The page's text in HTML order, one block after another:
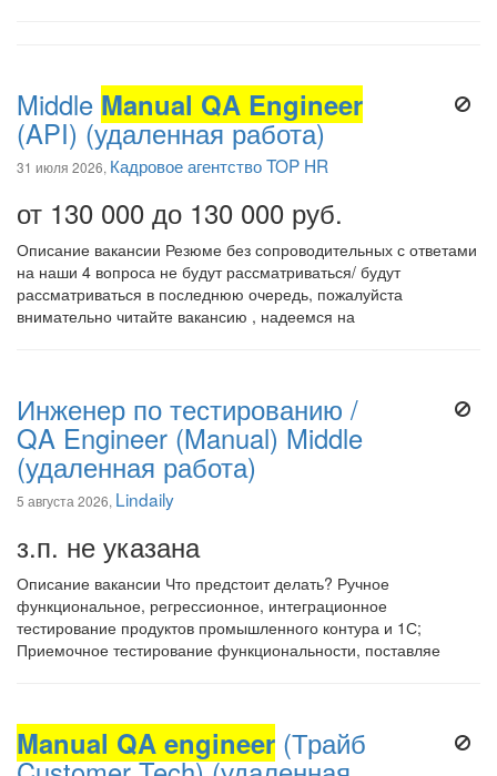
Middle Manual QA Engineer
(API) (удаленная работа)
31 июля 2026, Кадровое агентство TOP HR
от 130 000 до 130 000 руб.
Описание вакансии Резюме без сопроводительных с ответами
на наши 4 вопроса не будут рассматриваться/ будут
рассматриваться в последнюю очередь, пожалуйста
внимательно читайте вакансию , надеемся на
Инженер по тестированию /
QA Engineer (Manual) Middle
(удаленная работа)
5 августа 2026, Lindaily
з.п. не указана
Описание вакансии Что предстоит делать? Ручное
функциональное, регрессионное, интеграционное
тестирование продуктов промышленного контура и 1С;
Приемочное тестирование функциональности, поставляе
Manual QA engineer (Трайб